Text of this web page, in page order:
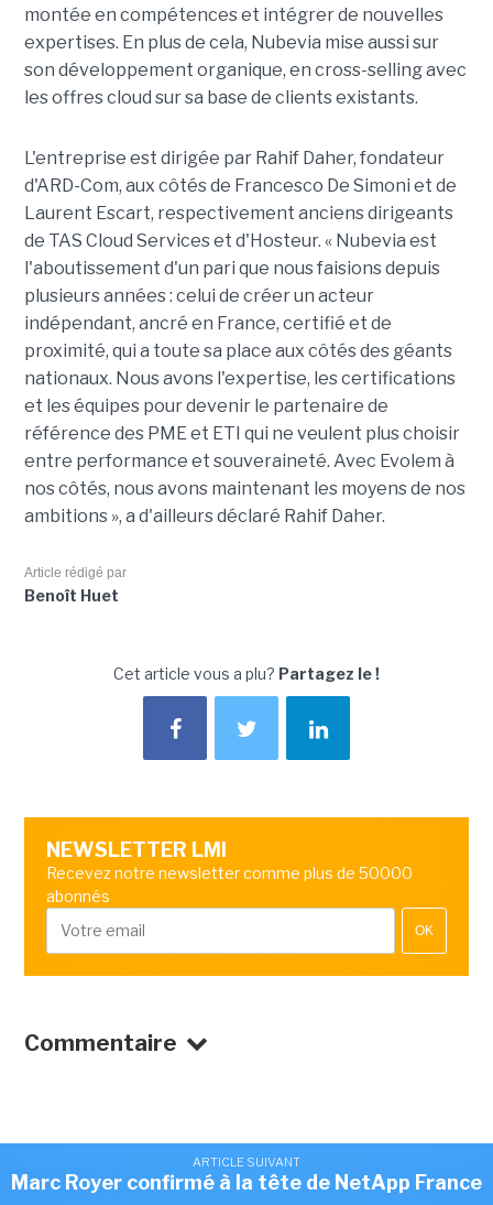
montée en compétences et intégrer de nouvelles
expertises. En plus de cela, Nubevia mise aussi sur
son développement organique, en cross-selling avec
les offres cloud sur sa base de clients existants.
L'entreprise est dirigée par Rahif Daher, fondateur
d'ARD-Com, aux côtés de Francesco De Simoni et de
Laurent Escart, respectivement anciens dirigeants
de TAS Cloud Services et d'Hosteur. « Nubevia est
l'aboutissement d'un pari que nous faisions depuis
plusieurs années : celui de créer un acteur
indépendant, ancré en France, certifié et de
proximité, qui a toute sa place aux côtés des géants
nationaux. Nous avons l'expertise, les certifications
et les équipes pour devenir le partenaire de
référence des PME et ETI qui ne veulent plus choisir
entre performance et souveraineté. Avec Evolem à
nos côtés, nous avons maintenant les moyens de nos
ambitions », a d'ailleurs déclaré Rahif Daher.
Article rédigé par
Benoît Huet
Cet article vous a plu? Partagez le !
NEWSLETTER LMI
Recevez notre newsletter comme plus de 50000
abonnés
OK
Commentaire
ARTICLE SUIVANT
Marc Royer confirmé à la tête de NetApp France